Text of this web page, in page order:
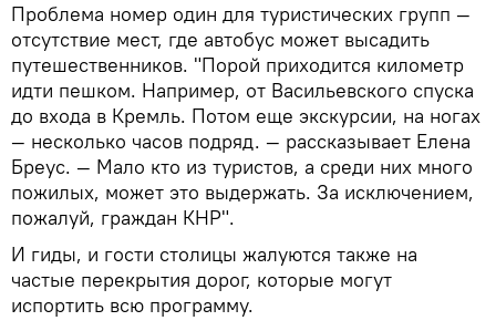
Проблема номер один для туристических групп —
отсутствие мест, где автобус может высадить
путешественников. "Порой приходится километр
идти пешком. Например, от Васильевского спуска
до входа в Кремль. Потом еще экскурсии, на ногах
— несколько часов подряд. — рассказывает Елена
Бреус. — Мало кто из туристов, а среди них много
пожилых, может это выдержать. За исключением,
пожалуй, граждан КНР".
И гиды, и гости столицы жалуются также на
частые перекрытия дорог, которые могут
испортить всю программу.